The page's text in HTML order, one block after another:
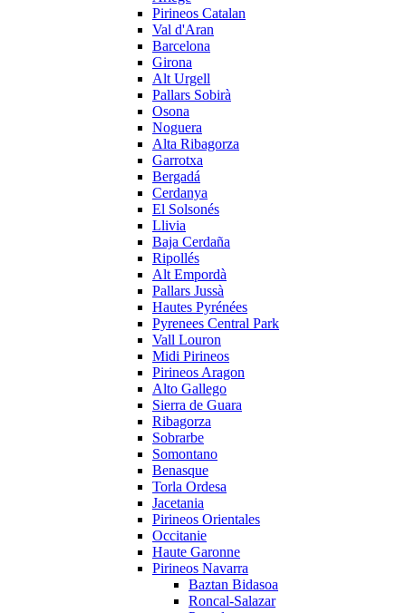
Pirineos Catalan
Val d'Aran
Barcelona
Girona
Alt Urgell
Pallars Sobirà
Osona
Noguera
Alta Ribagorza
Garrotxa
Bergadá
Cerdanya
El Solsonés
Llivia
Baja Cerdaña
Ripollés
Alt Empordà
Pallars Jussà
Hautes Pyrénées
Pyrenees Central Park
Vall Louron
Midi Pirineos
Pirineos Aragon
Alto Gallego
Sierra de Guara
Ribagorza
Sobrarbe
Somontano
Benasque
Torla Ordesa
Jacetania
Pirineos Orientales
Occitanie
Haute Garonne
Pirineos Navarra
Baztan Bidasoa
Roncal-Salazar